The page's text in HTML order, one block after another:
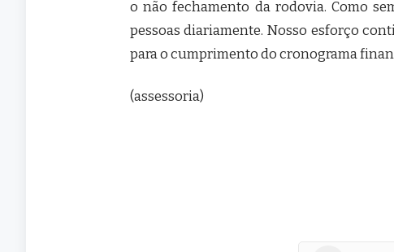
o não fechamento da rodovia. Como
pessoas diariamente. Nosso esforço
para o cumprimento do cronograma
(assessoria)